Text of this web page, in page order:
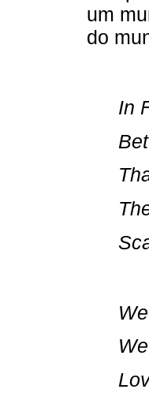
um
do
In